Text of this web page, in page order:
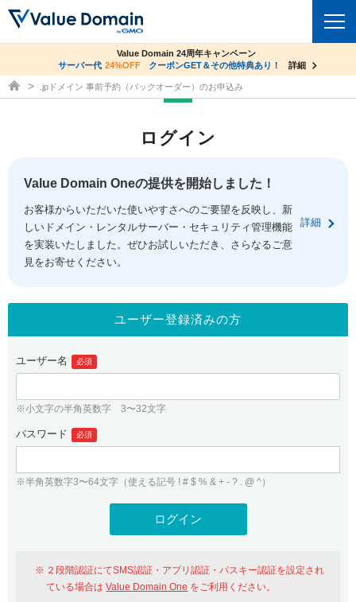
ドメイントップ
ドメイン移管
ドメイン価格一覧
ドメイン一括検索
.jpドメインオークション
gTLDオークション NEW!
.jpドメインバックオーダー
プレミアムドメイン
人気ドメインの種類
WHOIS検索
コアサーバー
バリューサーバー
XREA
セキュリティトップ
Value Domain ネットde診断
SSL証明書
サービストップ
お得意様割引
紹介制度
バリュードメインAPI
ドメイン・ホスティングOEM
facebook
ログイン
従来のバリュードメインをご利用希望の方
Value Domainにログイン
おすすめ One レンタルサーバーを含む最新の機能を使う方
ユーザー登録
co.jpドメイン✕コアサーバーV2ビジネス応援キャンペーン
サーバー料金1年間無料
詳細
Value Domain 24周年キャンペーン
サーバー代 24%OFF クーポンGET＆その他特典あり！ 詳細
ドメイン取得ならバリュードメイン
.jpドメイン 事前予約（バックオーダー）のお申込み
ログイン
Value Domain Oneの提供を開始しました！
お客様からいただいた使いやすさへのご要望を反映し、新
しいドメイン・レンタルサーバー・セキュリティ管理機能
を実装いたしました。ぜひお試しいただき、さらなるご意
見をお寄せください。
詳細
ユーザー登録済みの方
ユーザー名 必須
※小文字の半角英数字 3〜32文字
パスワード 必須
※半角英数字3〜64文字（使える記号 ! # $ % & + - ? . @ ^）
２段階認証にてSMS認証・アプリ認証・パスキー認証を設定され
ている場合はValue Domain One をご利用ください。